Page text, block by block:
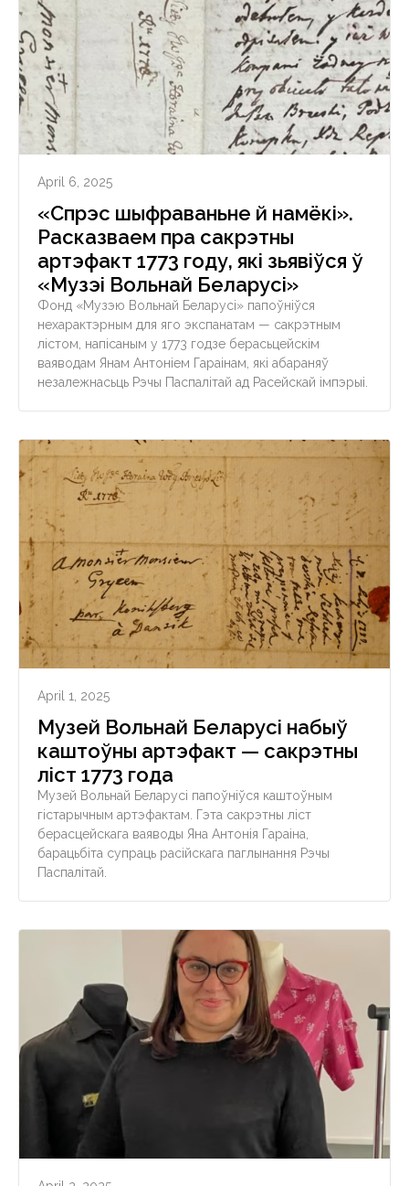
April 6, 2025
«Спрэс шыфраваньне й намёкі».
Расказваем пра сакрэтны
артэфакт 1773 году, які зьявіўся ў
«Музэі Вольнай Беларусі»
Фонд «Музэю Вольнай Беларусі» папоўніўся
нехарактэрным для яго экспанатам — сакрэтным
лістом, напісаным у 1773 годзе берасьцейскім
ваяводам Янам Антоніем Гараінам, які абараняў
незалежнасьць Рэчы Паспалітай ад Расейскай імпэрыі.
April 1, 2025
Музей Вольнай Беларусі набыў
каштоўны артэфакт — сакрэтны
ліст 1773 года
Музей Вольнай Беларусі папоўніўся каштоўным
гістарычным артэфактам. Гэта сакрэтны ліст
берасцейскага ваяводы Яна Антонія Гараіна,
барацьбіта супраць расійскага паглынання Рэчы
Паспалітай.